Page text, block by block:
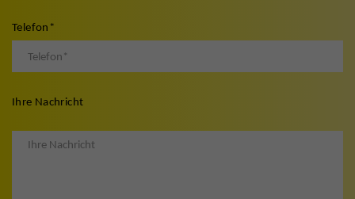
Telefon *
Ihre Nachricht